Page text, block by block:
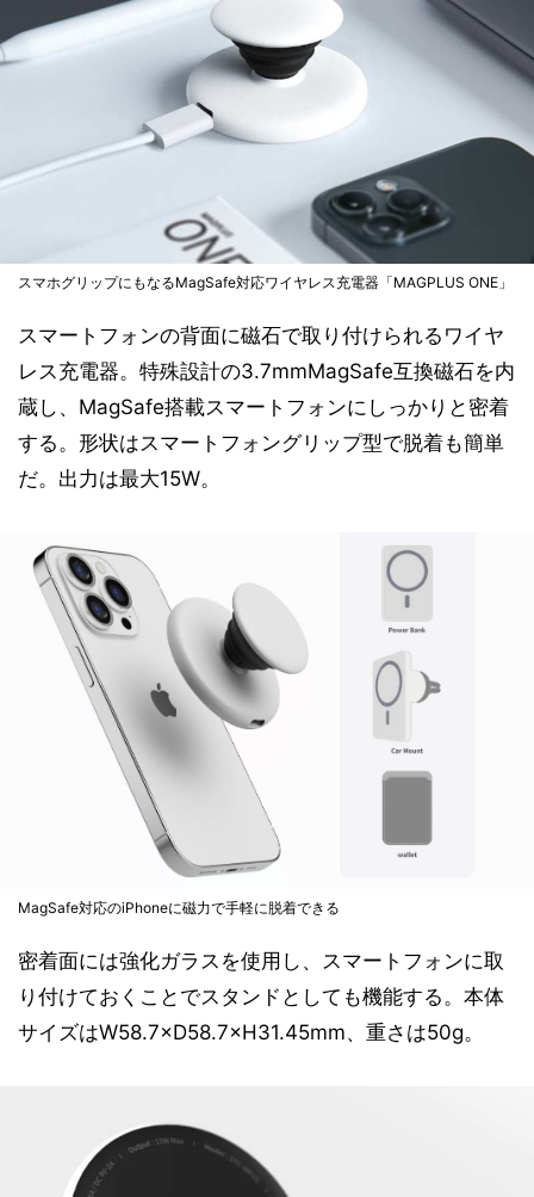
スマホグリップにもなるMagSafe対応ワイヤレス充電器「MAGPLUS ONE」
スマートフォンの背面に磁石で取り付けられるワイヤ
レス充電器。特殊設計の3.7mmMagSafe互換磁石を内
蔵し、MagSafe搭載スマートフォンにしっかりと密着
する。形状はスマートフォングリップ型で脱着も簡単
だ。出力は最大15W。
MagSafe対応のiPhoneに磁力で手軽に脱着できる
密着面には強化ガラスを使用し、スマートフォンに取
り付けておくことでスタンドとしても機能する。本体
サイズはW58.7×D58.7×H31.45mm、重さは50g。